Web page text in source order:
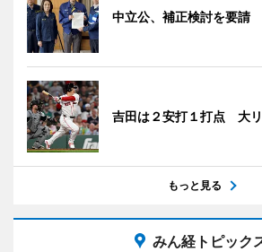
中立公、補正検討を要請
吉田は２安打１打点 大
もっと見る
みん経トピック